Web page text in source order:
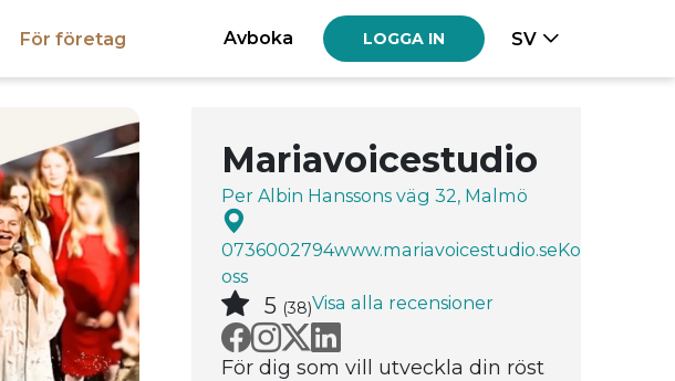
För företag Avboka LOGGA IN SV
Mariavoicestudio
Per Albin Hanssons väg 32, Malmö
0736002794www.mariavoicestudio.seKontakta
oss
5 (38)Visa alla recensioner
För dig som vill utveckla din röst